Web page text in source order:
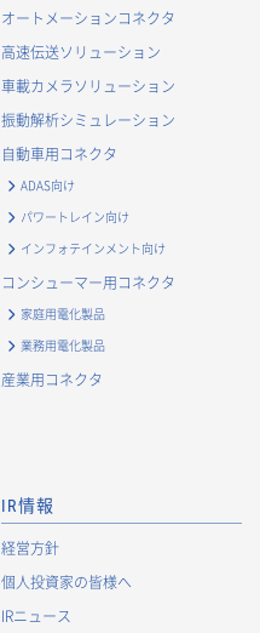
オートメーションコネクタ
高速伝送ソリューション
車載カメラソリューション
振動解析シミュレーション
自動車用コネクタ
ADAS向け
パワートレイン向け
インフォテインメント向け
コンシューマー用コネクタ
家庭用電化製品
業務用電化製品
産業用コネクタ
IR情報
経営方針
個人投資家の皆様へ
IRニュース